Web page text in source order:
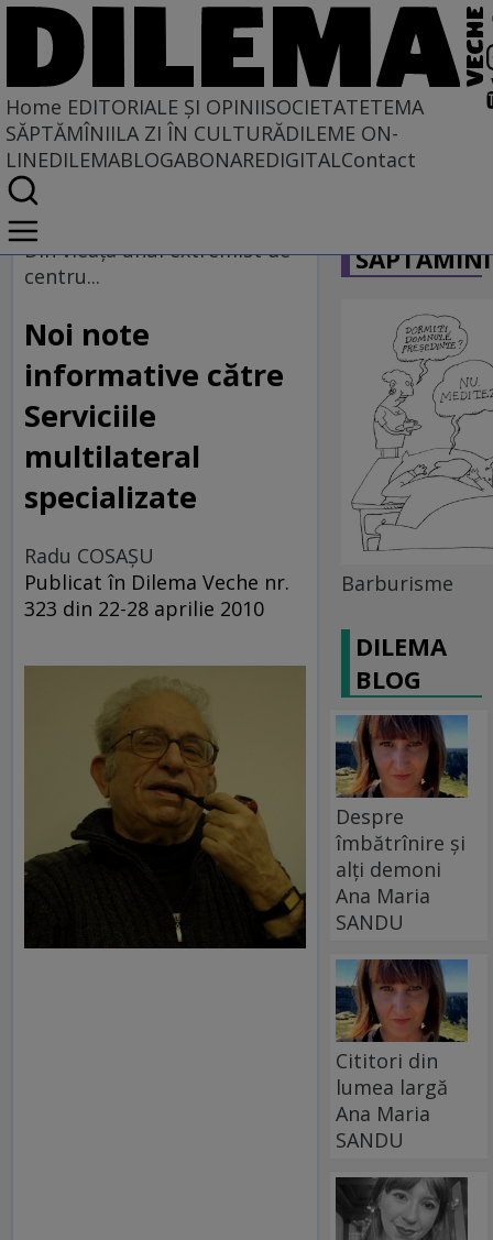
Home EDITORIALE ȘI OPINIISOCIETATETEMA
SĂPTĂMÎNIILA ZI ÎN CULTURĂDILEME ON-
LINEDILEMABLOGABONAREDIGITALContact
Home
EDITORIALE ȘI OPINII
TÎLC SHOW
Din vieaţa unui extremist de
centru...
Noi note
informative către
Serviciile
multilateral
specializate
Radu COSAŞU
Publicat în Dilema Veche nr.
323 din 22-28 aprilie 2010
Barburisme
DILEMA
BLOG
Despre
îmbătrînire și
alți demoni
Ana Maria
SANDU
Cititori din
lumea largă
Ana Maria
SANDU